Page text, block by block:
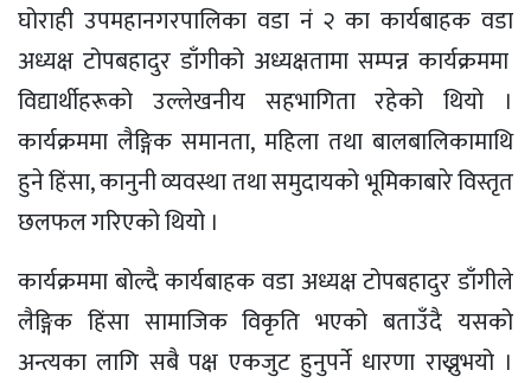
घोराही उपमहानगरपालिका वडा नं २ का कार्यबाहक वडा
अध्यक्ष टोपबहादुर डाँगीको अध्यक्षतामा सम्पन्न कार्यक्रममा
विद्यार्थीहरूको उल्लेखनीय सहभागिता रहेको थियो ।
कार्यक्रममा लैङ्गिक समानता, महिला तथा बालबालिकामाथि
हुने हिंसा, कानुनी व्यवस्था तथा समुदायको भूमिकाबारे विस्तृत
छलफल गरिएको थियो ।
कार्यक्रममा बोल्दै कार्यबाहक वडा अध्यक्ष टोपबहादुर डाँगीले
लैङ्गिक हिंसा सामाजिक विकृति भएको बताउँदै यसको
अन्त्यका लागि सबै पक्ष एकजुट हुनुपर्ने धारणा राख्नुभयो ।